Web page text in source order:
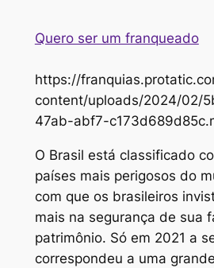
Quero ser um franqueado
https://
content/uploads/2024/02/
47ab-abf7-
O Brasil está classificado
países mais perigosos do
com que os brasileiros
mais na segurança de sua
patrimônio. Só em 2021 a
correspondeu a uma